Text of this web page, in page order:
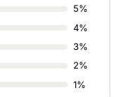
5%
4%
3%
2%
1%